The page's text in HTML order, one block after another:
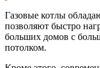
Газовые котлы
позволяют быстро
больших домов с
потолком.